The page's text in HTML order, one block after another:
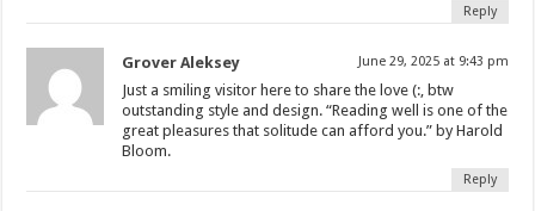
Reply
Grover Aleksey June 29, 2025 at 9:43 pm
Just a smiling visitor here to share the love (:, btw
outstanding style and design. “Reading well is one of the
great pleasures that solitude can afford you.” by Harold
Bloom.
Reply